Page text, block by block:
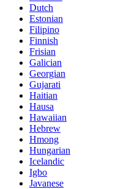
Dutch
Estonian
Filipino
Finnish
Frisian
Galician
Georgian
Gujarati
Haitian
Hausa
Hawaiian
Hebrew
Hmong
Hungarian
Icelandic
Igbo
Javanese